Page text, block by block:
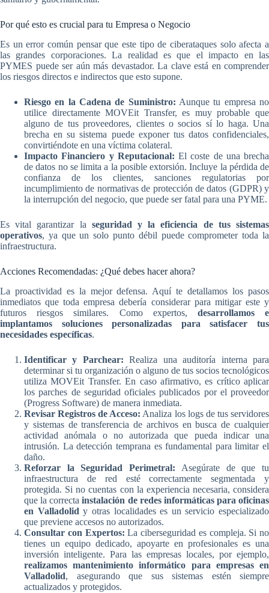
Por qué esto es crucial para tu Empresa o Negocio
Es un error común pensar que este tipo de ciberataques solo afecta a
las grandes corporaciones. La realidad es que el impacto en las
PYMES puede ser aún más devastador. La clave está en comprender
los riesgos directos e indirectos que esto supone.
Riesgo en la Cadena de Suministro: Aunque tu empresa no
utilice directamente MOVEit Transfer, es muy probable que
alguno de tus proveedores, clientes o socios sí lo haga. Una
brecha en su sistema puede exponer tus datos confidenciales,
convirtiéndote en una víctima colateral.
Impacto Financiero y Reputacional: El coste de una brecha
de datos no se limita a la posible extorsión. Incluye la pérdida de
confianza de los clientes, sanciones regulatorias por
incumplimiento de normativas de protección de datos (GDPR) y
la interrupción del negocio, que puede ser fatal para una PYME.
Es vital garantizar la seguridad y la eficiencia de tus sistemas
operativos, ya que un solo punto débil puede comprometer toda la
infraestructura.
Acciones Recomendadas: ¿Qué debes hacer ahora?
La proactividad es la mejor defensa. Aquí te detallamos los pasos
inmediatos que toda empresa debería considerar para mitigar este y
futuros riesgos similares. Como expertos, desarrollamos e
implantamos soluciones personalizadas para satisfacer tus
necesidades específicas.
Identificar y Parchear: Realiza una auditoría interna para
determinar si tu organización o alguno de tus socios tecnológicos
utiliza MOVEit Transfer. En caso afirmativo, es crítico aplicar
los parches de seguridad oficiales publicados por el proveedor
(Progress Software) de manera inmediata.
Revisar Registros de Acceso: Analiza los logs de tus servidores
y sistemas de transferencia de archivos en busca de cualquier
actividad anómala o no autorizada que pueda indicar una
intrusión. La detección temprana es fundamental para limitar el
daño.
Reforzar la Seguridad Perimetral: Asegúrate de que tu
infraestructura de red esté correctamente segmentada y
protegida. Si no cuentas con la experiencia necesaria, considera
que la correctainstalación de redes informáticas para oficinas
en Valladolid y otras localidades es un servicio especializado
que previene accesos no autorizados.
Consultar con Expertos: La ciberseguridad es compleja. Si no
tienes un equipo dedicado, apoyarte en profesionales es una
inversión inteligente. Para las empresas locales, por ejemplo,
realizamos mantenimiento informático para empresas en
Valladolid, asegurando que sus sistemas estén siempre
actualizados y protegidos.